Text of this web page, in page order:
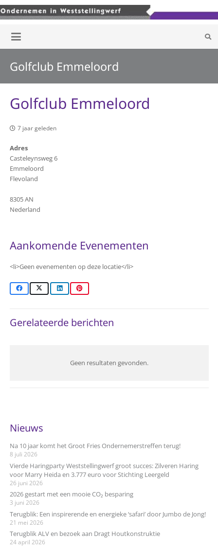
Golfclub Emmeloord
Golfclub Emmeloord
7 jaar geleden
Adres
Casteleynsweg 6
Emmeloord
Flevoland
8305 AN
Nederland
Aankomende Evenementen
<li>Geen evenementen op deze locatie</li>
Gerelateerde berichten
Geen resultaten gevonden.
Nieuws
Na 10 jaar komt het Groot Fries Ondernemerstreffen terug!
8 juli 2026
Vierde Haringparty Weststellingwerf groot succes: Zilveren Haring
voor Marry Heida en 3.777 euro voor Stichting Leergeld
26 juni 2026
2026 gestart met een mooie CO₂ besparing
3 juni 2026
Terugblik: Een inspirerende en energieke ‘safari’ door Jumbo de Jong!
21 mei 2026
Terugblik ALV en bezoek aan Dragt Houtkonstruktie
24 april 2026